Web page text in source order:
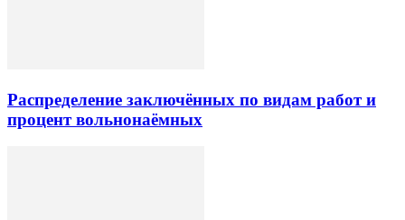
Распределение заключённых по видам работ и
процент вольнонаёмных